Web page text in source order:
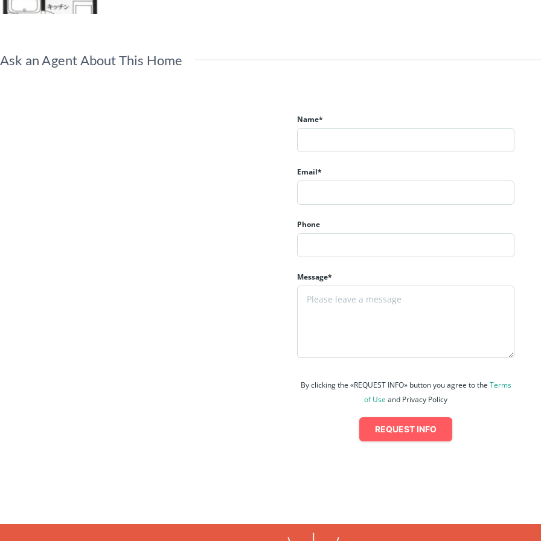
Ask an Agent About This Home
Name*
Email*
Phone
Message*
By clicking the «REQUEST INFO» button you agree to the Terms
of Use and Privacy Policy
REQUEST INFO